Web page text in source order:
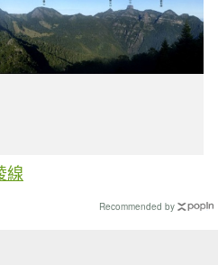
線
Recommended by